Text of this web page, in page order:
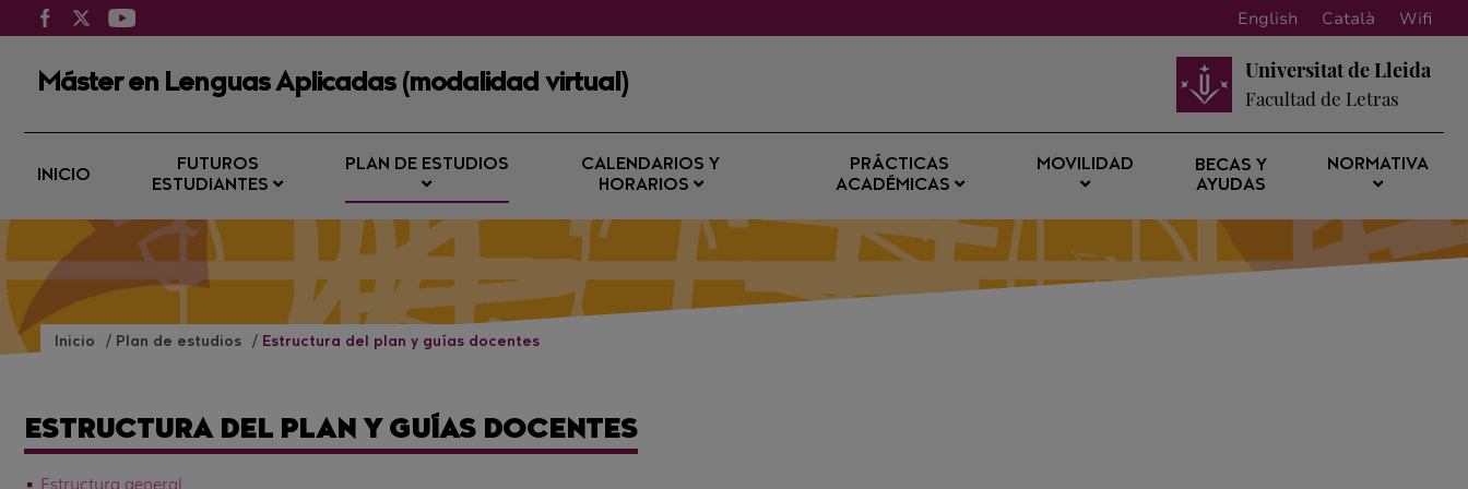
English Català Wifi
Máster en Lenguas Aplicadas (modalidad virtual)
Universitat de Lleida
Facultad de Letras
INICIO
FUTUROS
ESTUDIANTES
PLAN DE ESTUDIOS
CALENDARIOS Y
HORARIOS
PRÁCTICAS
ACADÉMICAS
MOVILIDAD
BECAS Y
AYUDAS
NORMATIVA
Inicio Plan de estudios Estructura del plan y guías docentes
ESTRUCTURA DEL PLAN Y GUÍAS DOCENTES
Estructura general